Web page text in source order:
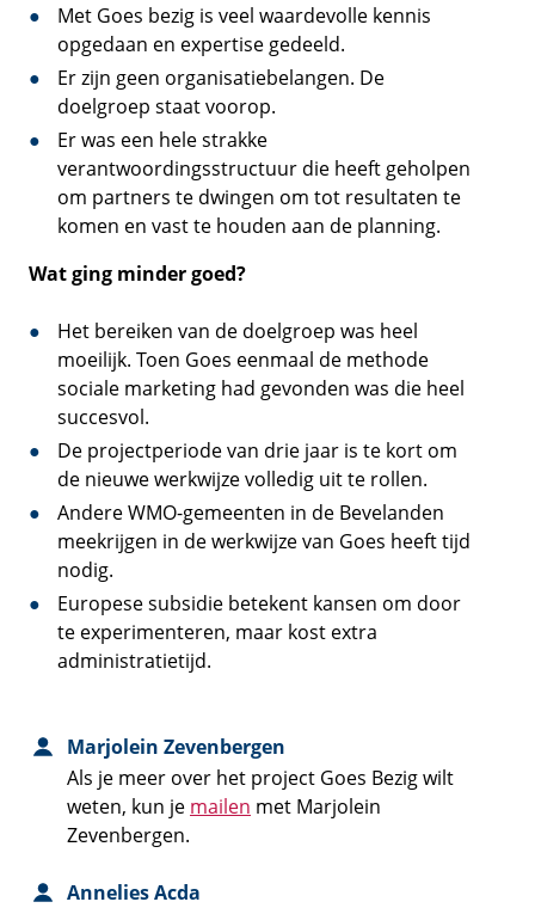
Met Goes bezig is veel waardevolle kennis
opgedaan en expertise gedeeld.
Er zijn geen organisatiebelangen. De
doelgroep staat voorop.
Er was een hele strakke
verantwoordingsstructuur die heeft geholpen
om partners te dwingen om tot resultaten te
komen en vast te houden aan de planning.
Wat ging minder goed?
Het bereiken van de doelgroep was heel
moeilijk. Toen Goes eenmaal de methode
sociale marketing had gevonden was die heel
succesvol.
De projectperiode van drie jaar is te kort om
de nieuwe werkwijze volledig uit te rollen.
Andere WMO-gemeenten in de Bevelanden
meekrijgen in de werkwijze van Goes heeft tijd
nodig.
Europese subsidie betekent kansen om door
te experimenteren, maar kost extra
administratietijd.
Marjolein Zevenbergen
Als je meer over het project Goes Bezig wilt
weten, kun je mailen met Marjolein
Zevenbergen.
Annelies Acda